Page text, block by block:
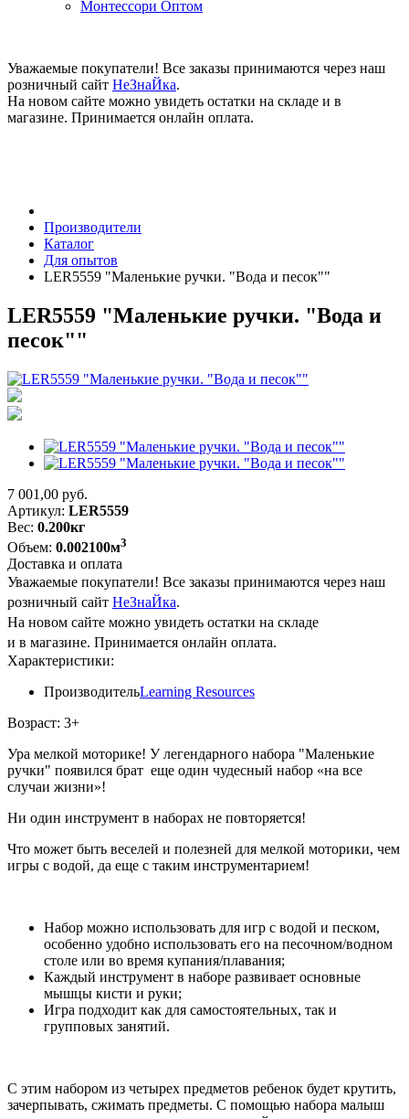
Монтессори Оптом
Уважаемые покупатели! Все заказы принимаются через наш
розничный сайт НеЗнаЙка.
На новом сайте можно увидеть остатки на складе и в
магазине. Принимается онлайн оплата.
Производители
Каталог
Для опытов
LER5559 "Маленькие ручки. "Вода и песок""
LER5559 "Маленькие ручки. "Вода и
песок""
7 001,00 руб.
Артикул: LER5559
Вес: 0.200кг
Объем: 0.002100м3
Доставка и оплата
Уважаемые покупатели! Все заказы принимаются через наш
розничный сайт НеЗнаЙка.
На новом сайте можно увидеть остатки на складе
и в магазине. Принимается онлайн оплата.
Характеристики:
ПроизводительLearning Resources
Возраст: 3+
Ура мелкой моторике! У легендарного набора "Маленькие
ручки" появился брат еще один чудесный набор «на все
случаи жизни»!
Ни один инструмент в наборах не повторяется!
Что может быть веселей и полезней для мелкой моторики, чем
игры с водой, да еще с таким инструментарием!
Набор можно использовать для игр с водой и песком,
особенно удобно использовать его на песочном/водном
столе или во время купания/плавания;
Каждый инструмент в наборе развивает основные
мышцы кисти и руки;
Игра подходит как для самостоятельных, так и
групповых занятий.
С этим набором из четырех предметов ребенок будет крутить,
зачерпывать, сжимать предметы. С помощью набора малыш